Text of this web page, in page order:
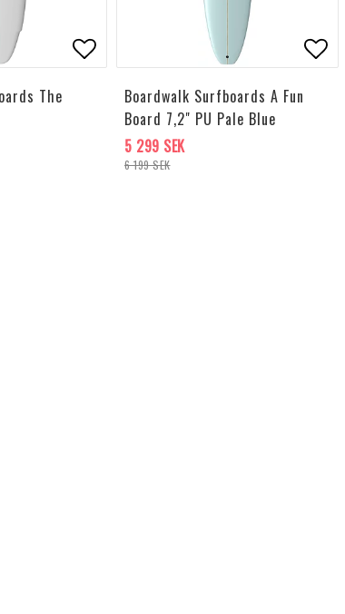
Lägg till i favoritlistan
The
Boardwalk Surfboards A Fun
Board 7,2" PU Pale Blue
6 199 SEK
5 299 SEK